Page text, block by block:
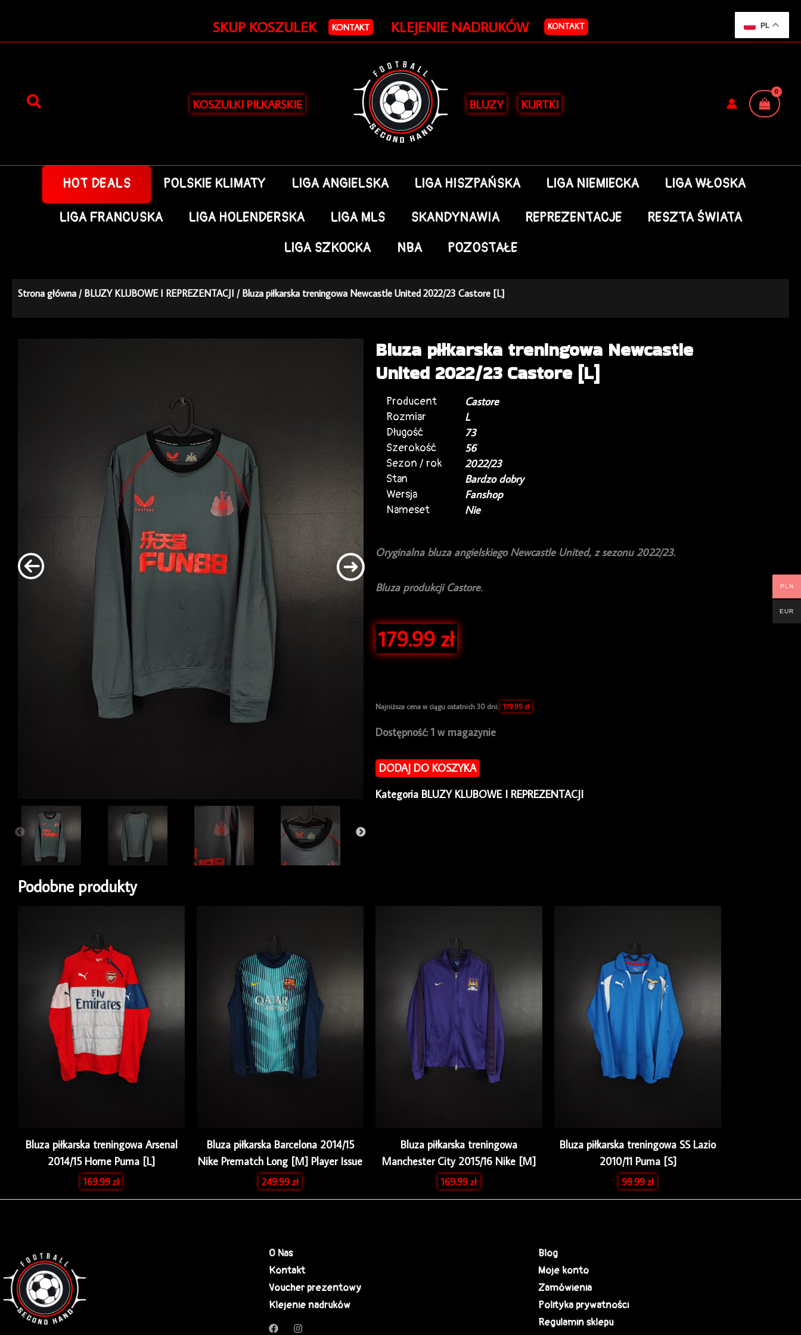
treści
SKUP KOSZULEK KONTAKT KLEJENIE NADRUKÓW KONTAKT
KOSZULKI PIŁKARSKIE BLUZY KURTKI
HOT DEALS POLSKIE KLIMATY LIGA ANGIELSKA LIGA HISZPAŃSKA LIGA NIEMIECKA LIGA WŁOSKA
LIGA FRANCUSKA LIGA HOLENDERSKA LIGA MLS SKANDYNAWIA REPREZENTACJE
RESZTA ŚWIATA
LIGA SZKOCKA
NBA POZOSTAŁE
Strona główna /BLUZY KLUBOWE I REPREZENTACJI / Bluza piłkarska treningowa Newcastle United 2022/23 Castore [L]
Bluza piłkarska treningowa Newcastle
United 2022/23 Castore [L]
Producent
Castore
Rozmiar
L
Długość
73
Szerokość
56
Sezon / rok
2022/23
Stan
Bardzo dobry
Wersja
Fanshop
Nameset
Nie
Oryginalna bluza angielskiego Newcastle United, z sezonu 2022/23.
Bluza produkcji Castore.
179.99 zł
Najniższa cena w ciągu ostatnich 30 dni: 179.99 zł
Dostępność: 1 w magazynie
ilość
piłkarska
treningowa
Newcastle
DODAJ DO KOSZYKA
Kategoria BLUZY KLUBOWE I REPREZENTACJI
Podobne produkty
Bluza piłkarska treningowa Arsenal
2014/15 Home Puma [L]
169.99zł
Bluza piłkarska Barcelona 2014/15
Nike Prematch Long [M] Player Issue
249.99zł
Bluza piłkarska treningowa
Manchester City 2015/16 Nike [M]
169.99zł
Bluza piłkarska treningowa SS Lazio
2010/11 Puma [S]
99.99zł
O Nas
Kontakt
Voucher prezentowy
Klejenie nadruków
Blog
Moje konto
Zamówienia
Polityka prywatności
Regulamin sklepu
PL
PLN
EUR